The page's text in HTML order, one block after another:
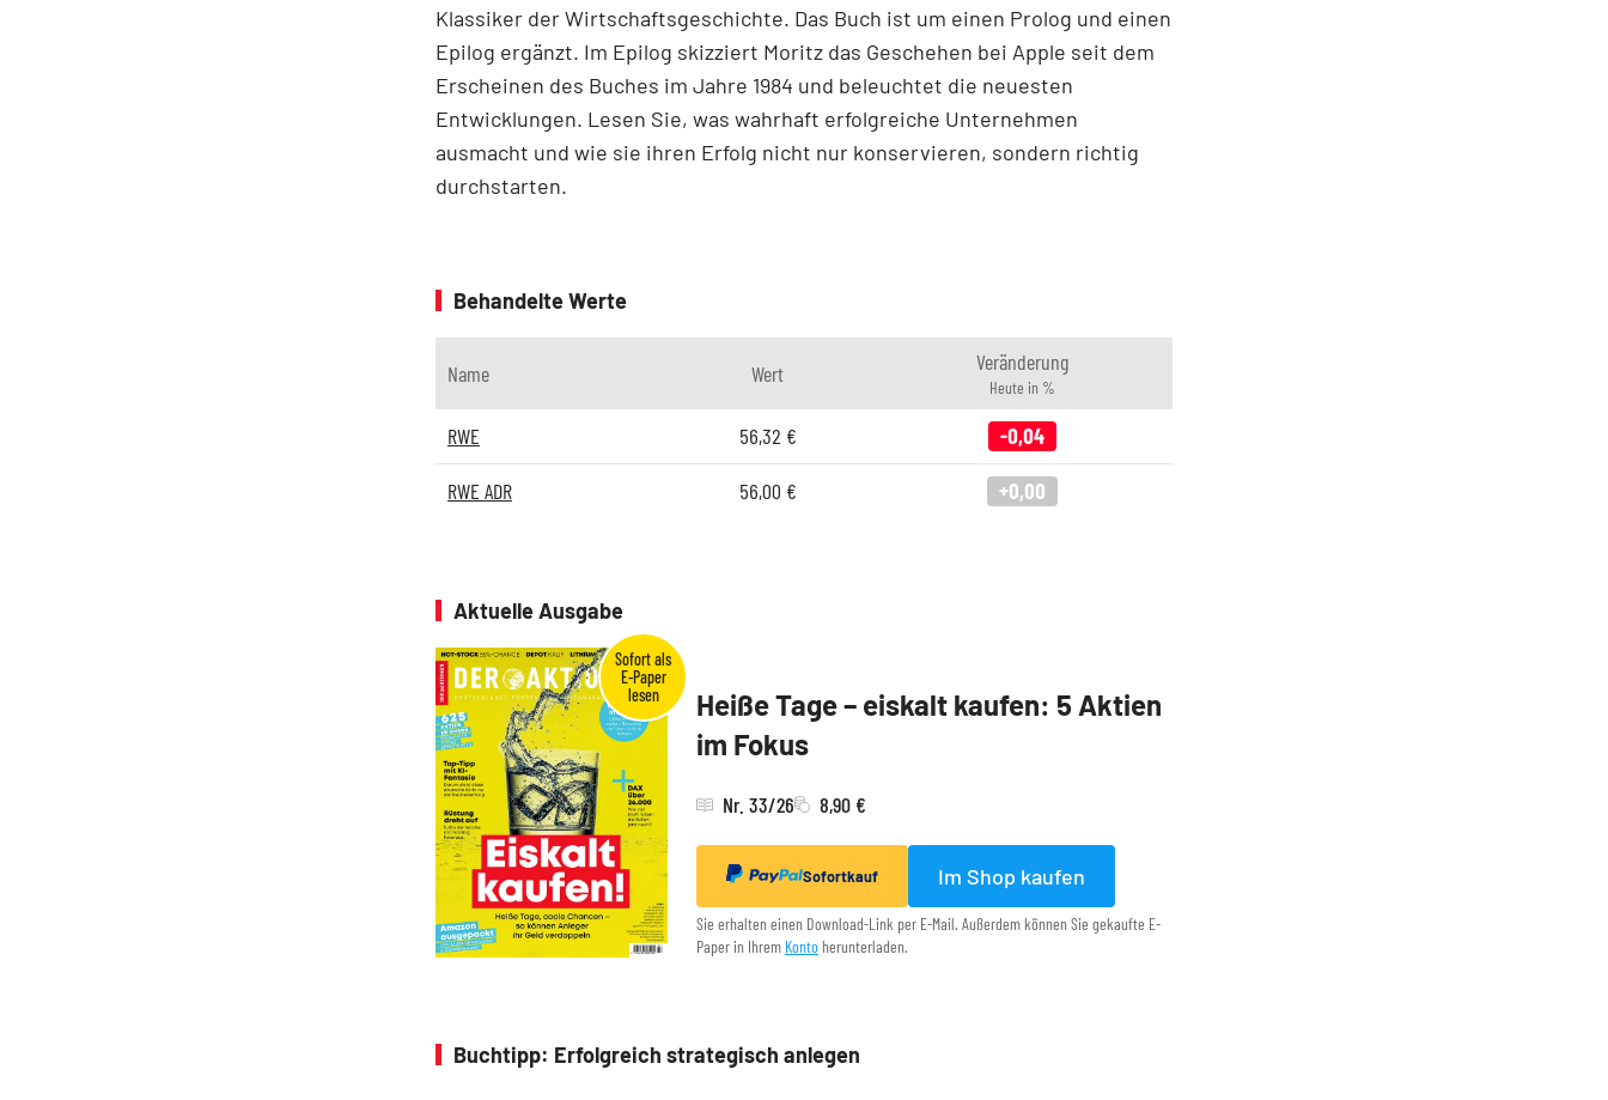
Klassiker der Wirtschaftsgeschichte. Das Buch ist um einen Prolog und einen
Epilog ergänzt. Im Epilog skizziert Moritz das Geschehen bei Apple seit dem
Erscheinen des Buches im Jahre 1984 und beleuchtet die neuesten
Entwicklungen. Lesen Sie, was wahrhaft erfolgreiche Unternehmen
ausmacht und wie sie ihren Erfolg nicht nur konservieren, sondern richtig
durchstarten.
Behandelte Werte
Name Wert Veränderung
Heute in %
RWE 56,32 € -0,04
RWE ADR 56,00 € +0,00
Aktuelle Ausgabe
Heiße Tage – eiskalt kaufen: 5 Aktien
im Fokus
Nr. 33/26 8,90 €
Sofortkauf Im Shop kaufen
Sie erhalten einen Download-Link per E-Mail. Außerdem können Sie gekaufte E-
Paper in Ihrem Konto herunterladen.
Buchtipp: Erfolgreich strategisch anlegen